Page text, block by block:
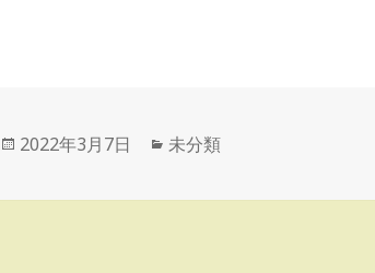
投
日:
2022年3月7日
カ
ゴ
未分類